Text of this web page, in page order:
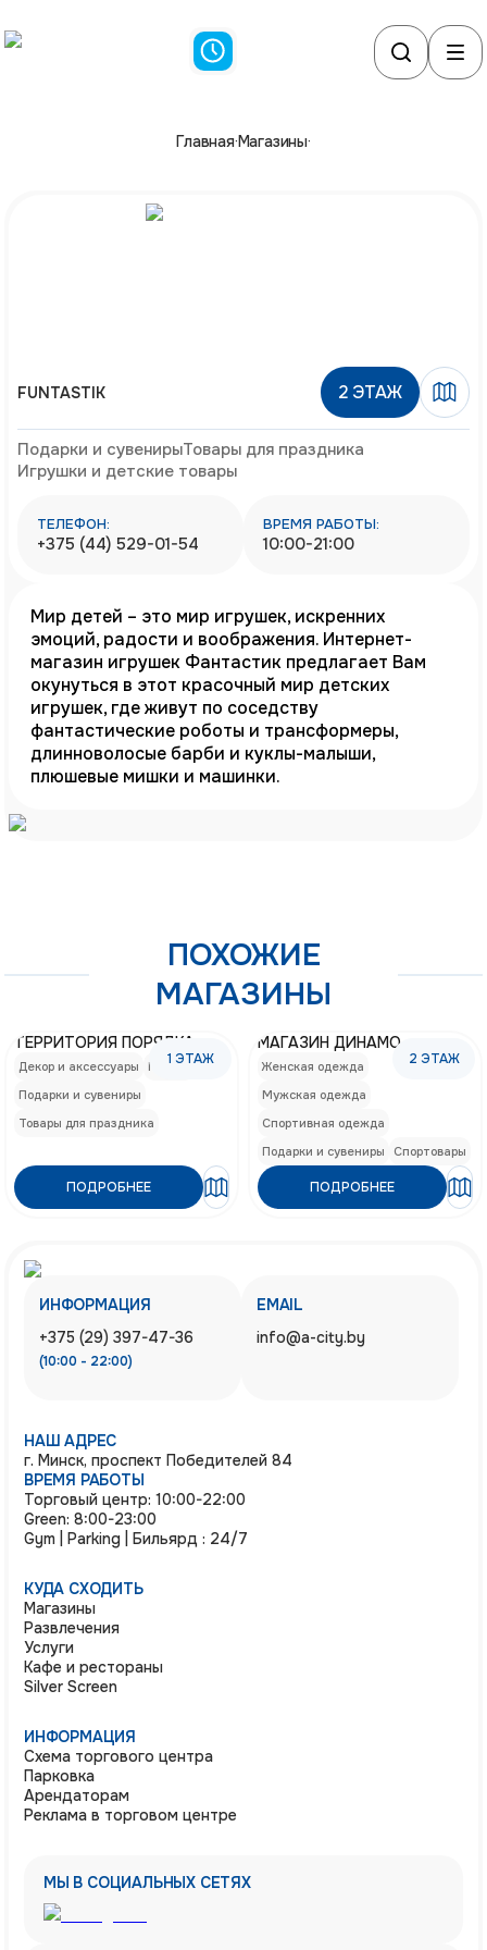
Главная·Магазины·
FUNTASTIK 2 ЭТАЖ
Подарки и сувенирыТовары для праздника
Игрушки и детские товары
ТЕЛЕФОН:
+375 (44) 529-01-54
ВРЕМЯ РАБОТЫ:
10:00-21:00
Мир детей – это мир игрушек, искренних
эмоций, радости и воображения. Интернет-
магазин игрушек Фантастик предлагает Вам
окунуться в этот красочный мир детских
игрушек, где живут по соседству
фантастические роботы и трансформеры,
длинноволосые барби и куклы-малыши,
плюшевые мишки и машинки.
ПОХОЖИЕ
МАГАЗИНЫ
1 ЭТАЖ
ТЕРРИТОРИЯ ПОРЯДКА
Декор и аксессуары
Посуда
Подарки и сувениры
Товары для праздника
ПОДРОБНЕЕ
2 ЭТАЖ
МАГАЗИН ДИНАМО
Женская одежда
Мужская одежда
Спортивная одежда
Подарки и сувениры
Спортовары
ПОДРОБНЕЕ
ИНФОРМАЦИЯ
+375 (29) 397-47-36
(10:00 - 22:00)
EMAIL
info@a-city.by
НАШ АДРЕС
г. Минск, проспект Победителей 84
ВРЕМЯ РАБОТЫ
Торговый центр: 10:00-22:00
Green: 8:00-23:00
Gym | Parking | Бильярд : 24/7
КУДА СХОДИТЬ
Магазины
Развлечения
Услуги
Кафе и рестораны
Silver Screen
ИНФОРМАЦИЯ
Схема торгового центра
Парковка
Арендаторам
Реклама в торговом центре
МЫ В СОЦИАЛЬНЫХ СЕТЯХ